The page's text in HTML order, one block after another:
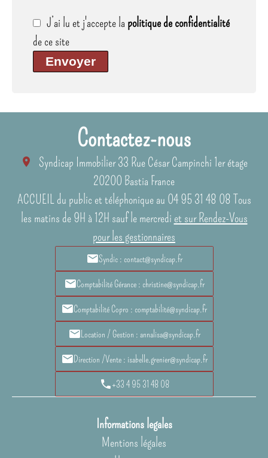
J’ai lu et j'accepte la politique de confidentialité
de ce site
Envoyer
Contactez-nous
Syndicap Immobilier33 Rue César Campinchi 1er étage
20200 Bastia France
ACCUEIL du public et téléphonique au 04 95 31 48 08 Tous
les matins de 9H à 12H sauf le mercredi et sur Rendez-Vous
pour les gestionnaires
Syndic : contact@syndicap.fr
Comptabilité Gérance : christine@syndicap.fr
Comptabilité Copro : comptabilité@syndicap.fr
Location / Gestion : annalisa@syndicap.fr
Direction /Vente : isabelle.grenier@syndicap.fr
+33 4 95 31 48 08
Informations legales
Mentions légales